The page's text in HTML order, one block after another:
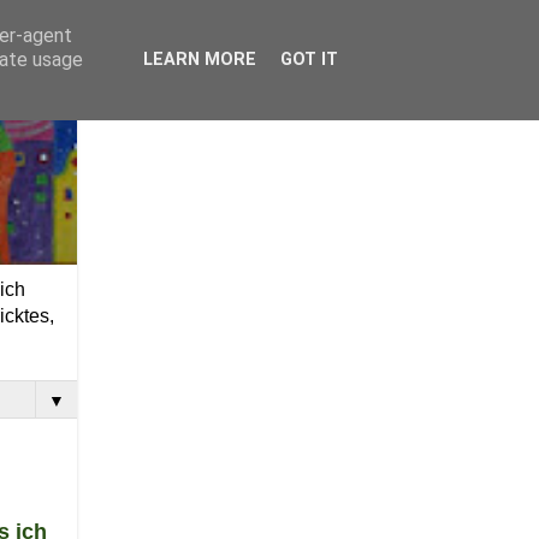
▼
ich
agent
usage
LEARN MORE GOT IT